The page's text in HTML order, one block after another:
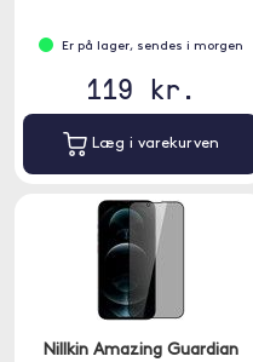
Er på lager, sendes i morgen
119 kr.
Læg i varekurven
Nillkin Amazing Guardian